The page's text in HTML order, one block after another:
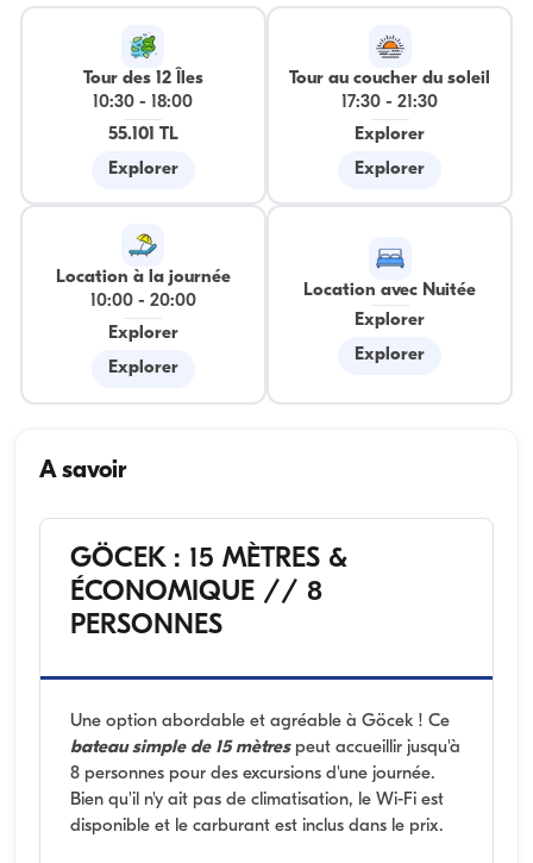
Tour des 12 Îles
10:30 -
18:00
55.101 TL
Explorer
Tour au coucher du soleil
17:30 -21:30
Explorer
Explorer
Location à la journée
10:00- 20:00
Explorer
Explorer
Location avec Nuitée
Explorer
Explorer
A savoir
GÖCEK : 15 MÈTRES &
ÉCONOMIQUE // 8
PERSONNES
Une option abordable et agréable à Göcek ! Ce
bateau simple de 15 mètrespeut accueillir jusqu'à
8 personnes pour des excursions d'une journée.
Bien qu'il n'y ait pas de climatisation, le Wi-Fi est
disponible et le carburant est inclus dans le prix.